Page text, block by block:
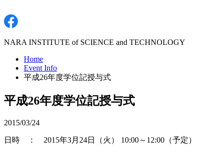
NARA INSTITUTE of SCIENCE and TECHNOLOGY
Home
Event Info
平成26年度学位記授与式
平成26年度学位記授与式
2015/03/24
日時 ： 2015年3月24日（火） 10:00～12:00（予定）